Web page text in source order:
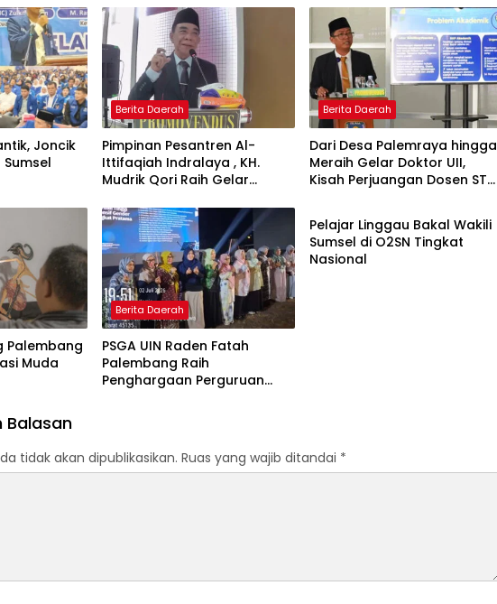
Joncik
Sumsel
Berita Daerah
Pimpinan Pesantren Al-
Ittifaqiah Indralaya , KH.
Mudrik Qori Raih Gelar
Model Pembelajaran
Nagham Al-Qur’an di UMM
Berita Daerah
Dari Desa Palemraya hingga
Meraih Gelar Doktor UII,
Kisah Perjuangan Dosen STAI
Palembang
Muda
Berita Daerah
PSGA UIN Raden Fatah
Palembang Raih
Penghargaan Perguruan
Berita Daerah
Pelajar Linggau Bakal Wakili
Sumsel di O2SN Tingkat
Nasional
Balasan
tidak akan dipublikasikan. Ruas yang wajib ditandai *